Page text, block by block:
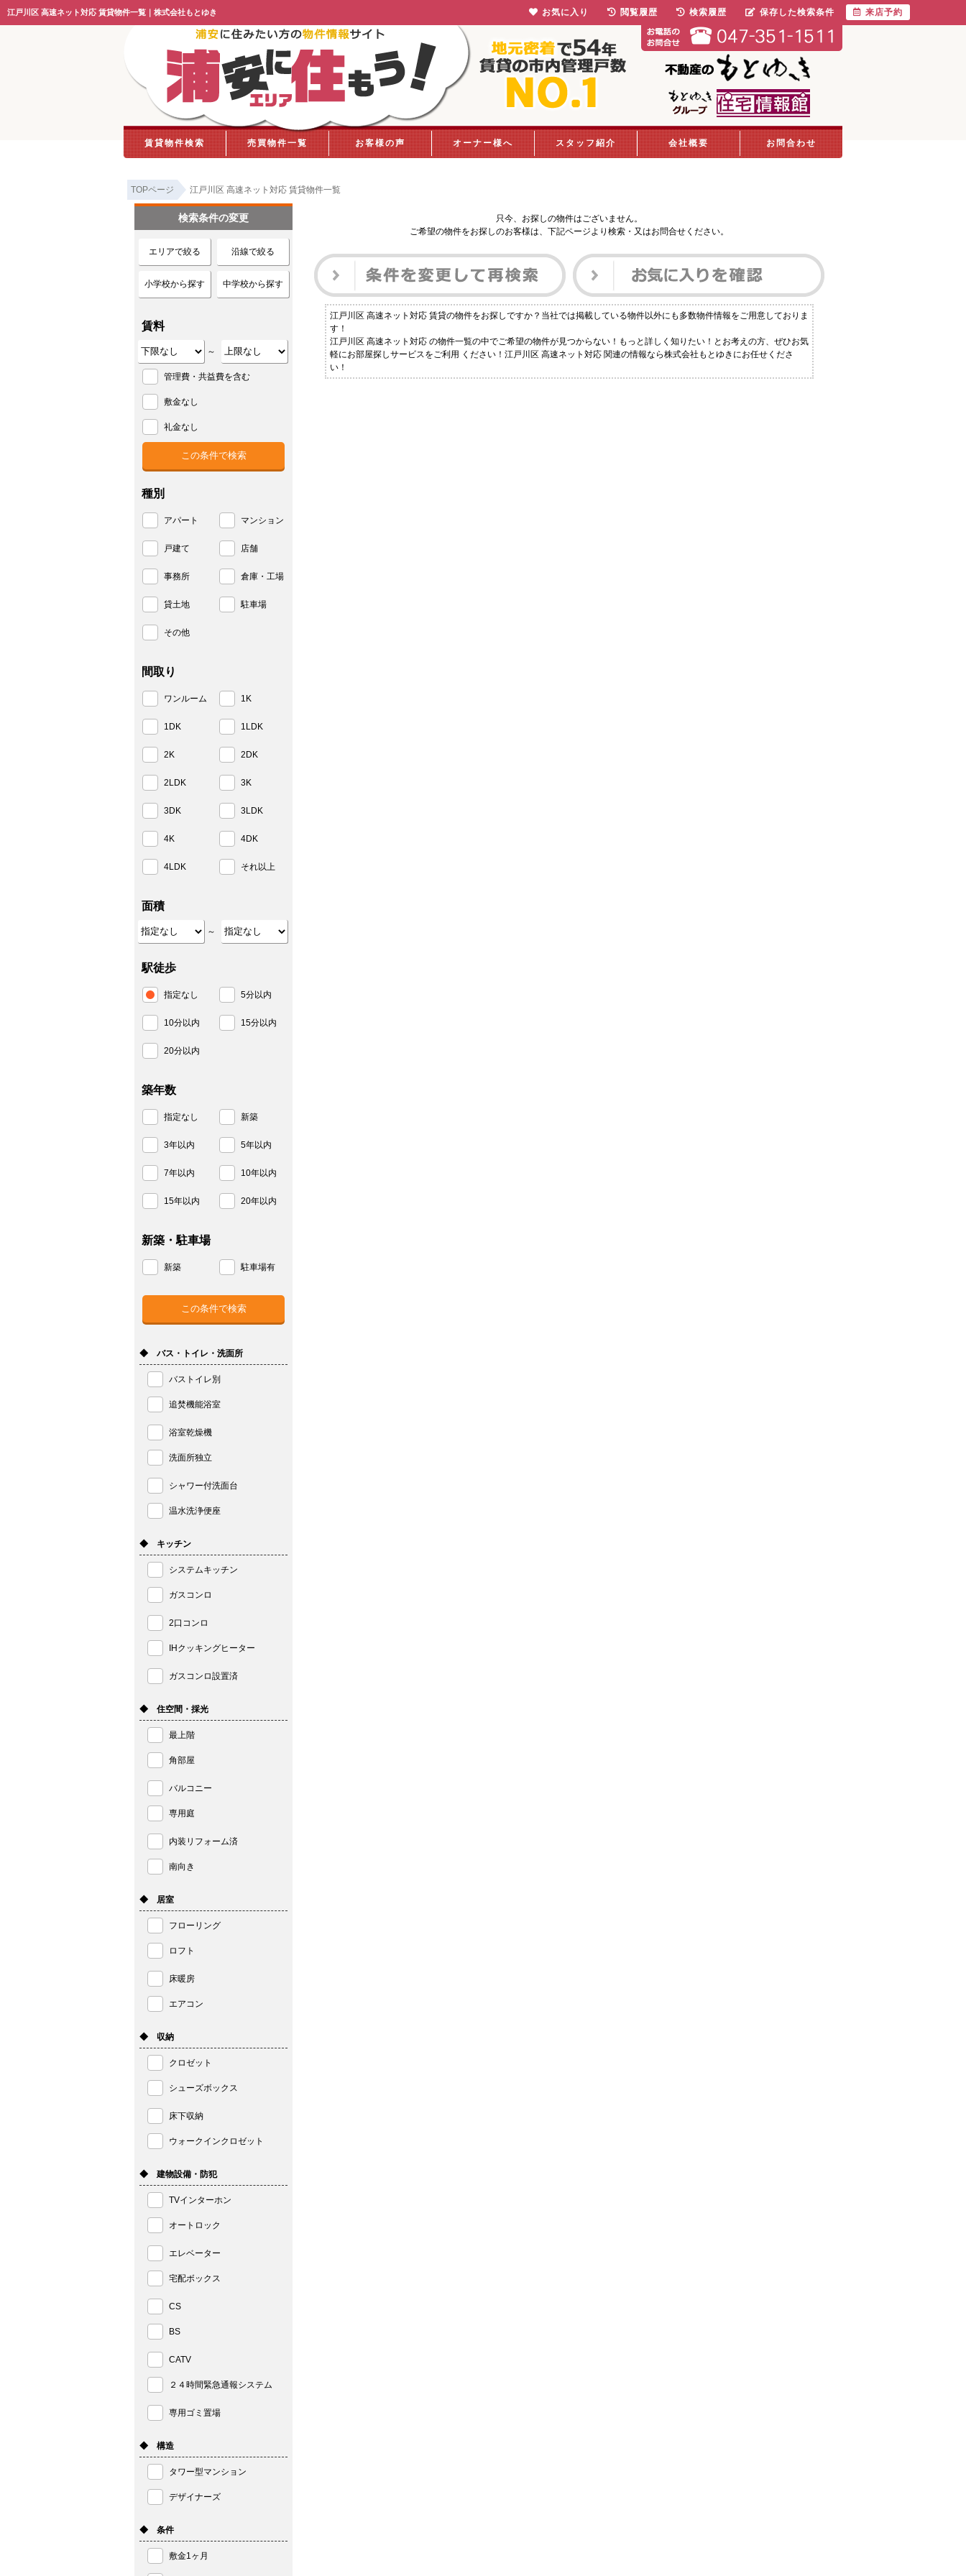
江戸川区 高速ネット対応 賃貸物件一覧｜株式会社もとゆき
賃貸物件検索 売買物件一覧 お客様の声 オーナー様へ スタッフ紹介 会社概要 お問合わせ
TOPページ 江戸川区 高速ネット対応 賃貸物件一覧
只今、お探しの物件はございません。
ご希望の物件をお探しのお客様は、下記ページより検索・又はお問合せください。
江戸川区 高速ネット対応 賃貸の物件をお探しですか？当社では掲載している物件以外にも多数物件情報をご用意しておりま
す！
江戸川区 高速ネット対応 の物件一覧の中でご希望の物件が見つからない！もっと詳しく知りたい！とお考えの方、ぜひお気
軽にお部屋探しサービスをご利用 ください！江戸川区 高速ネット対応 関連の情報なら株式会社もとゆきにお任せくださ
い！
検索条件の変更
エリアで絞る 沿線で絞る
小学校から探す 中学校から探す
賃料
～
管理費・共益費を含む
敷金なし
礼金なし
種別
アパート マンション
戸建て 店舗
事務所 倉庫・工場
貸土地 駐車場
その他
間取り
ワンルーム 1K
1DK 1LDK
2K 2DK
2LDK 3K
3DK 3LDK
4K 4DK
4LDK それ以上
面積
～
駅徒歩
指定なし 5分以内
10分以内 15分以内
20分以内
築年数
指定なし 新築
3年以内 5年以内
7年以内 10年以内
15年以内 20年以内
新築・駐車場
新築 駐車場有
◆ バス・トイレ・洗面所
バストイレ別
追焚機能浴室
浴室乾燥機
洗面所独立
シャワー付洗面台
温水洗浄便座
◆ キッチン
システムキッチン
ガスコンロ
2口コンロ
IHクッキングヒーター
ガスコンロ設置済
◆ 住空間・採光
最上階
角部屋
バルコニー
専用庭
内装リフォーム済
南向き
◆ 居室
フローリング
ロフト
床暖房
エアコン
◆ 収納
クロゼット
シューズボックス
床下収納
ウォークインクロゼット
◆ 建物設備・防犯
TVインターホン
オートロック
エレベーター
宅配ボックス
CS
BS
CATV
２４時間緊急通報システム
専用ゴミ置場
◆ 構造
タワー型マンション
デザイナーズ
◆ 条件
敷金1ヶ月
お気に入り 閲覧履歴 検索履歴 保存した検索条件 来店予約